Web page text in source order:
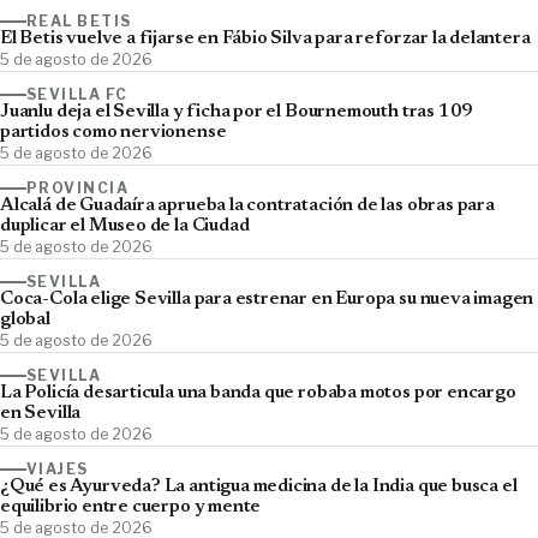
REAL BETIS
El Betis vuelve a fijarse en Fábio Silva para reforzar la delantera
5 de agosto de 2026
SEVILLA FC
Juanlu deja el Sevilla y ficha por el Bournemouth tras 109
partidos como nervionense
5 de agosto de 2026
PROVINCIA
Alcalá de Guadaíra aprueba la contratación de las obras para
duplicar el Museo de la Ciudad
5 de agosto de 2026
SEVILLA
Coca-Cola elige Sevilla para estrenar en Europa su nueva imagen
global
5 de agosto de 2026
SEVILLA
La Policía desarticula una banda que robaba motos por encargo
en Sevilla
5 de agosto de 2026
VIAJES
¿Qué es Ayurveda? La antigua medicina de la India que busca el
equilibrio entre cuerpo y mente
5 de agosto de 2026